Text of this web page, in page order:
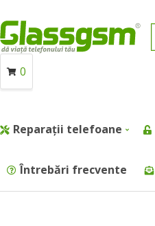
0
Reparații telefoane
Întrebări frecvente